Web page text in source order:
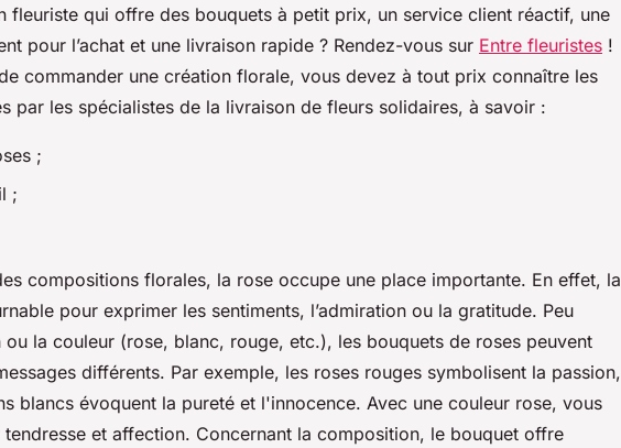
fleuriste qui offre des bouquets à petit prix, un service client réactif, une
pour l’achat et une livraison rapide ? Rendez-vous sur Entre fleuristes !
commander une création florale, vous devez à tout prix connaître les
par les spécialistes de la livraison de fleurs solidaires, à savoir :
;
;
compositions florales, la rose occupe une place importante. En effet, la
pour exprimer les sentiments, l’admiration ou la gratitude. Peu
ou la couleur (rose, blanc, rouge, etc.), les bouquets de roses peuvent
différents. Par exemple, les roses rouges symbolisent la passion,
blancs évoquent la pureté et l'innocence. Avec une couleur rose, vous
et affection. Concernant la composition, le bouquet offre